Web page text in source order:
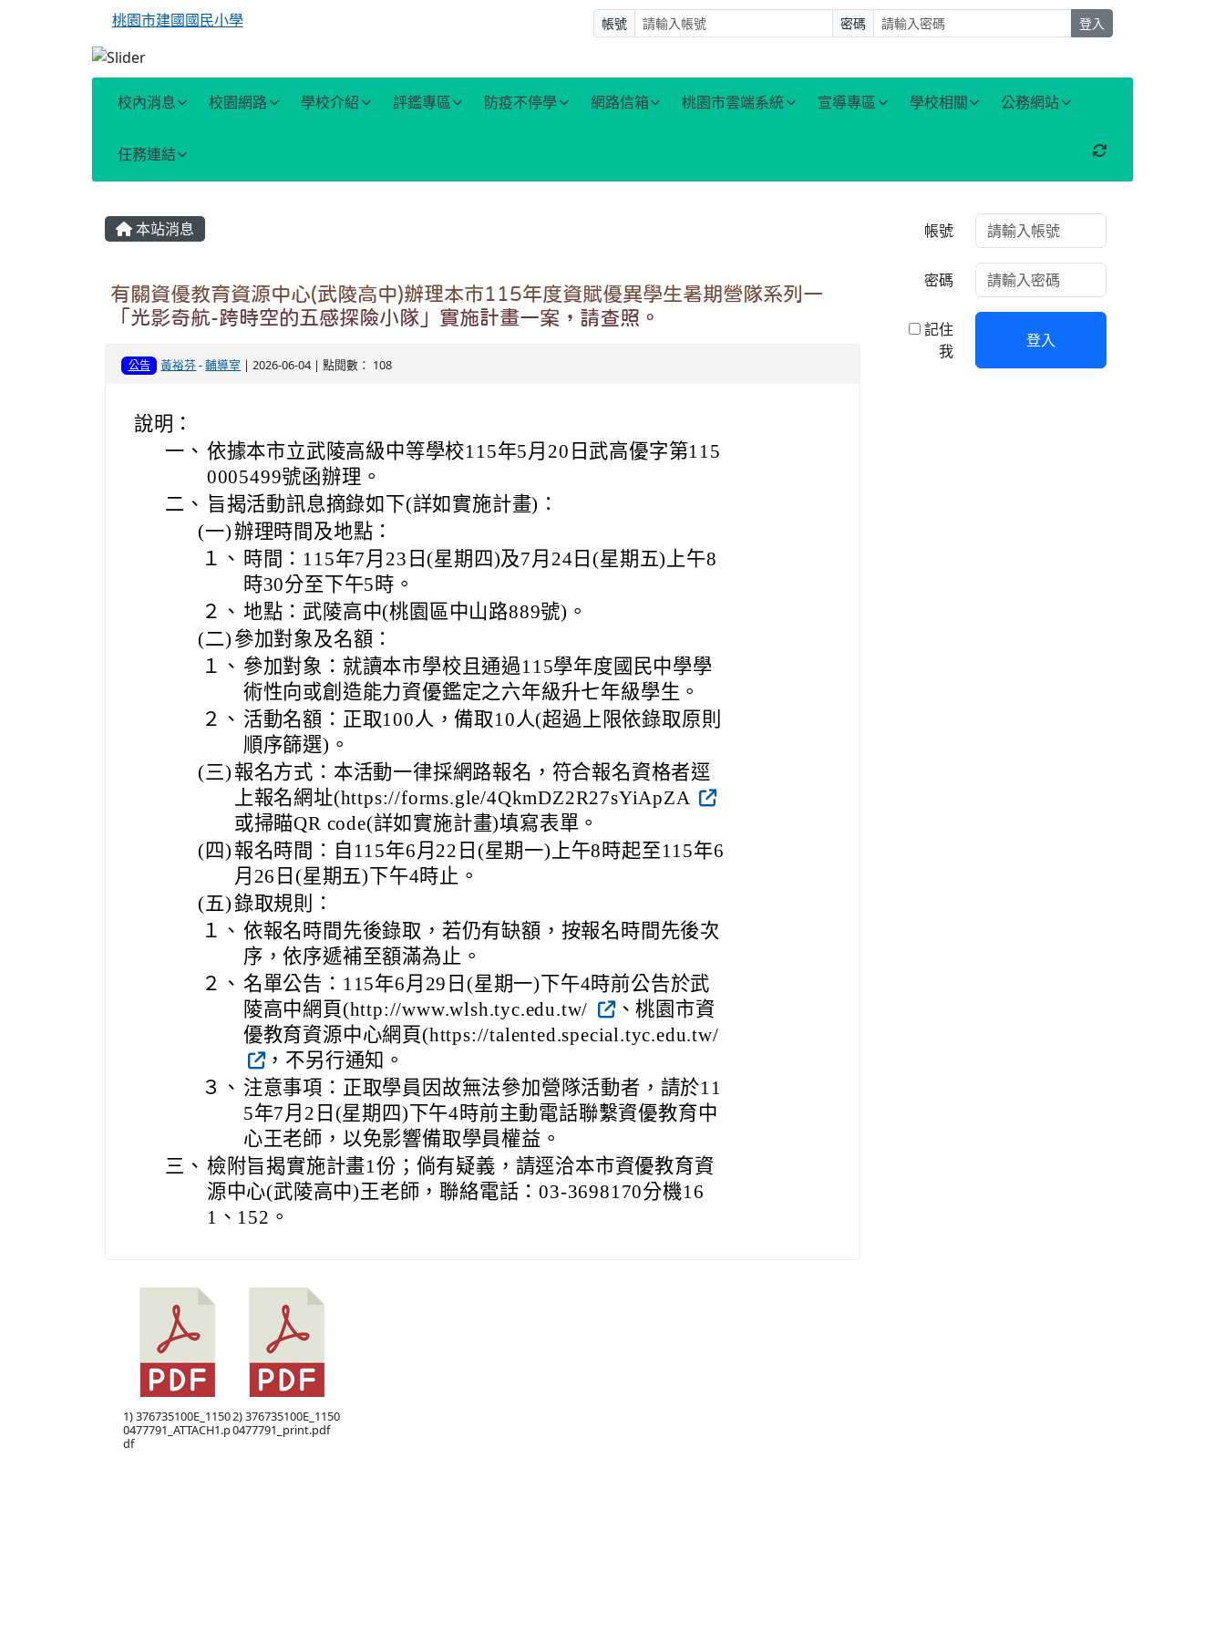
桃園市建國國民小學 帳號 密碼 登入
校內消息 校園網路 學校介紹 評鑑專區 防疫不停學 網路信箱 桃園市雲端系統 宣導專區 學校相關 公務網站
任務連結 重新取得佈景設定
主內容區域
本站消息
有關資優教育資源中心(武陵高中)辦理本市115年度資賦優異學生暑期營隊系列一
「光影奇航-跨時空的五感探險小隊」實施計畫一案，請查照。
公告 黃裕芬-輔導室 | 2026-06-04 | 點閱數： 108
說明：
一、 依據本市立武陵高級中等學校115年5月20日武高優字第115
0005499號函辦理。
二、 旨揭活動訊息摘錄如下(詳如實施計畫)：
(一)辦理時間及地點：
１、 時間：115年7月23日(星期四)及7月24日(星期五)上午8
時30分至下午5時。
２、 地點：武陵高中(桃園區中山路889號)。
(二) 參加對象及名額：
１、 參加對象：就讀本市學校且通過115學年度國民中學學
術性向或創造能力資優鑑定之六年級升七年級學生。
２、 活動名額：正取100人，備取10人(超過上限依錄取原則
順序篩選)。
(三) 報名方式：本活動一律採網路報名，符合報名資格者逕
上報名網址(https://forms.gle/4QkmDZ2R27sYiApZA
或掃瞄QR code(詳如實施計畫)填寫表單。
(四) 報名時間：自115年6月22日(星期一)上午8時起至115年6
月26日(星期五)下午4時止。
(五)錄取規則：
１、 依報名時間先後錄取，若仍有缺額，按報名時間先後次
序，依序遞補至額滿為止。
２、 名單公告：115年6月29日(星期一)下午4時前公告於武
陵高中網頁(http://www.wlsh.tyc.edu.tw/
、桃園市資
優教育資源中心網頁(https://talented.special.tyc.edu.tw/
，不另行通知。
３、 注意事項：正取學員因故無法參加營隊活動者，請於11
5年7月2日(星期四)下午4時前主動電話聯繫資優教育中
心王老師，以免影響備取學員權益。
三、 檢附旨揭實施計畫1份；倘有疑義，請逕洽本市資優教育資
源中心(武陵高中)王老師，聯絡電話：03-3698170分機16
1、152。
1) 376735100E_1150
0477791_ATTACH1.p
df
2) 376735100E_1150
0477791_print.pdf
右邊區域內容
帳號
密碼
記住
我
登入